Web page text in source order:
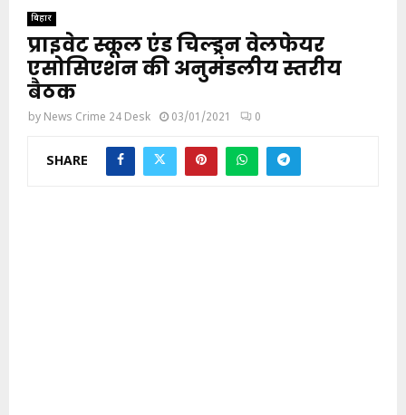
बिहार
प्राइवेट स्कूल एंड चिल्ड्रन वेलफेयर
एसोसिएशन की अनुमंडलीय स्तरीय
बैठक
by News Crime 24 Desk 03/01/2021 0
SHARE